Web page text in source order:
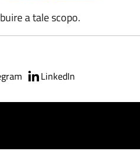
a tale scopo.
LinkedIn